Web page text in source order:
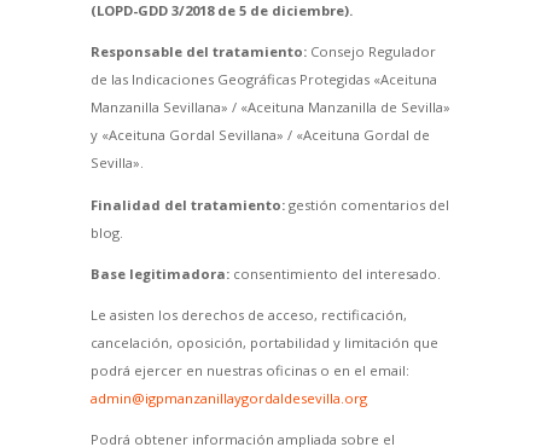
(LOPD-GDD 3/2018 de 5 de diciembre).
Responsable del tratamiento:Consejo Regulador
de las Indicaciones Geográficas Protegidas «Aceituna
Manzanilla Sevillana» / «Aceituna Manzanilla de Sevilla»
y «Aceituna Gordal Sevillana» / «Aceituna Gordal de
Sevilla».
Finalidad del tratamiento:gestión comentarios del
blog.
Base legitimadora:consentimiento del interesado.
Le asisten los derechos de acceso, rectificación,
cancelación, oposición, portabilidad y limitación que
podrá ejercer en nuestras oficinas o en el email:
admin@igpmanzanillaygordaldesevilla.org
Podrá obtener información ampliada sobre el